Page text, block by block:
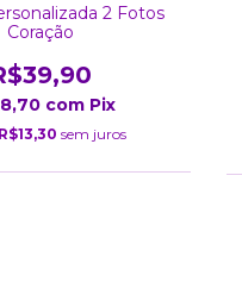
2 Fotos
Coração
com Pix
R$13,30 sem juros